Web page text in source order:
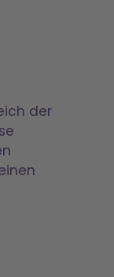
der